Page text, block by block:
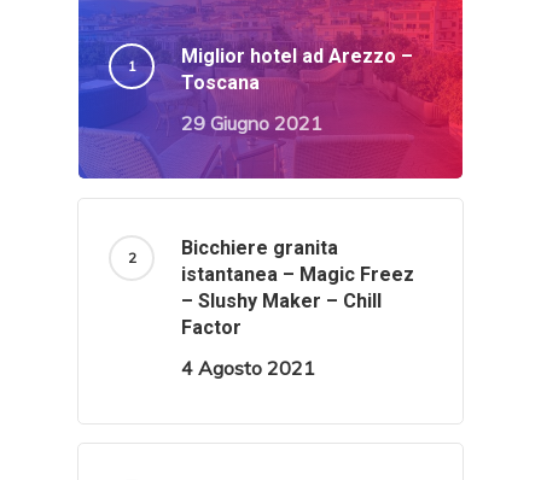
Miglior hotel ad Arezzo –
Toscana
29 Giugno 2021
Bicchiere granita
istantanea – Magic Freez
– Slushy Maker – Chill
Factor
4 Agosto 2021